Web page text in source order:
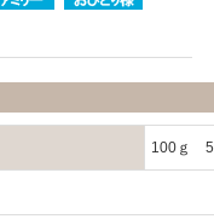
100ｇ